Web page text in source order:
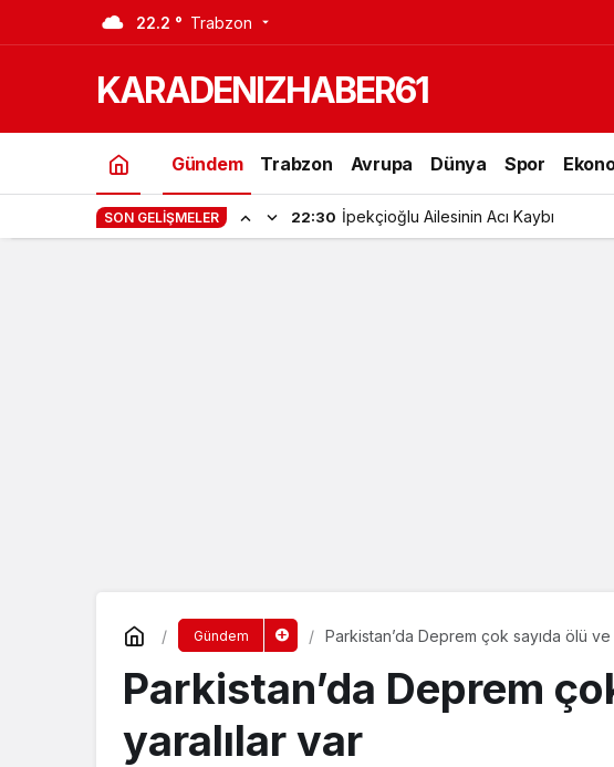
22.2 ° Trabzon
KARADENIZHABER61
Gündem Trabzon Avrupa Dünya Spor
SON GELIŞMELER 22:30 İpekçioğlu Ailesinin Acı Kaybı
Gündem Parkistan’da Deprem çok sayıda ölü ve
Parkistan’da Deprem
yaralılar var
Baba Kız Bir Ay Arayla KOVİT-19’A Yenildi